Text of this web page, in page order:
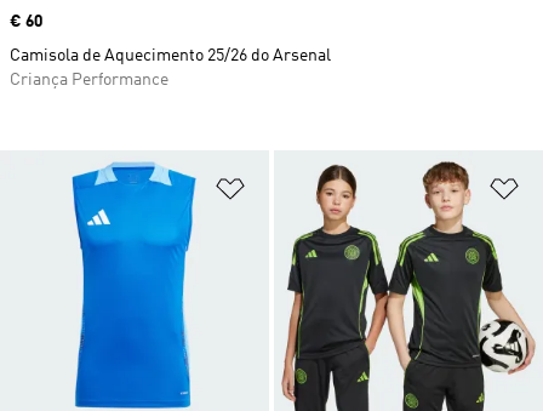
Adicionar à Lista de Desejos
Price
€ 60
Camisola de Aquecimento 25/26 do Arsenal
Criança Performance